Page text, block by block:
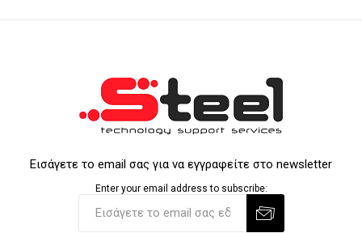
Εισάγετε το email σας για να εγγραφείτε στο newsletter
Enter your email address to subscribe: